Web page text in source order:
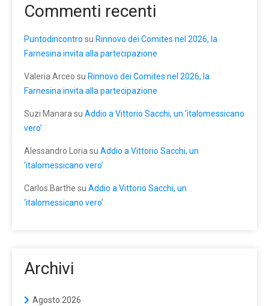
Commenti recenti
Puntodincontro su Rinnovo dei Comites nel 2026, la
Farnesina invita alla partecipazione
Valeria Arceo su Rinnovo dei Comites nel 2026, la
Farnesina invita alla partecipazione
Suzi Manara su Addio a Vittorio Sacchi, un ‘italomessicano
vero’
Alessandro Loria su Addio a Vittorio Sacchi, un
‘italomessicano vero’
Carlos Barthe su Addio a Vittorio Sacchi, un
‘italomessicano vero’
Archivi
Agosto 2026